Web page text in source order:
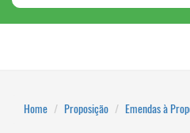
Home Proposição Emendas à